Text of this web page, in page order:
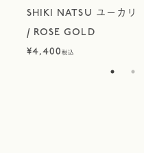
SHIKI NATSU ユーカリ
/ ROSE GOLD
¥4,400税込